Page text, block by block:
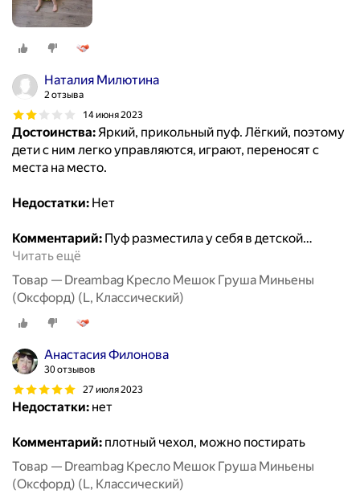
Наталия Милютина
2 отзыва
14 июня 2023
Достоинства:Яркий, прикольный пуф. Лёгкий, поэтому
дети с ним легко управляются, играют, переносят с
места на место.
Недостатки: Нет
Комментарий: Пуф разместила у себя в детской…
Читать ещё
Товар — Dreambag Кресло Мешок Груша Миньены
(Оксфорд) (L, Классический)
Анастасия Филонова
30 отзывов
27 июля 2023
Недостатки: нет
Комментарий: плотный чехол, можно постирать
Товар — Dreambag Кресло Мешок Груша Миньены
(Оксфорд) (L, Классический)